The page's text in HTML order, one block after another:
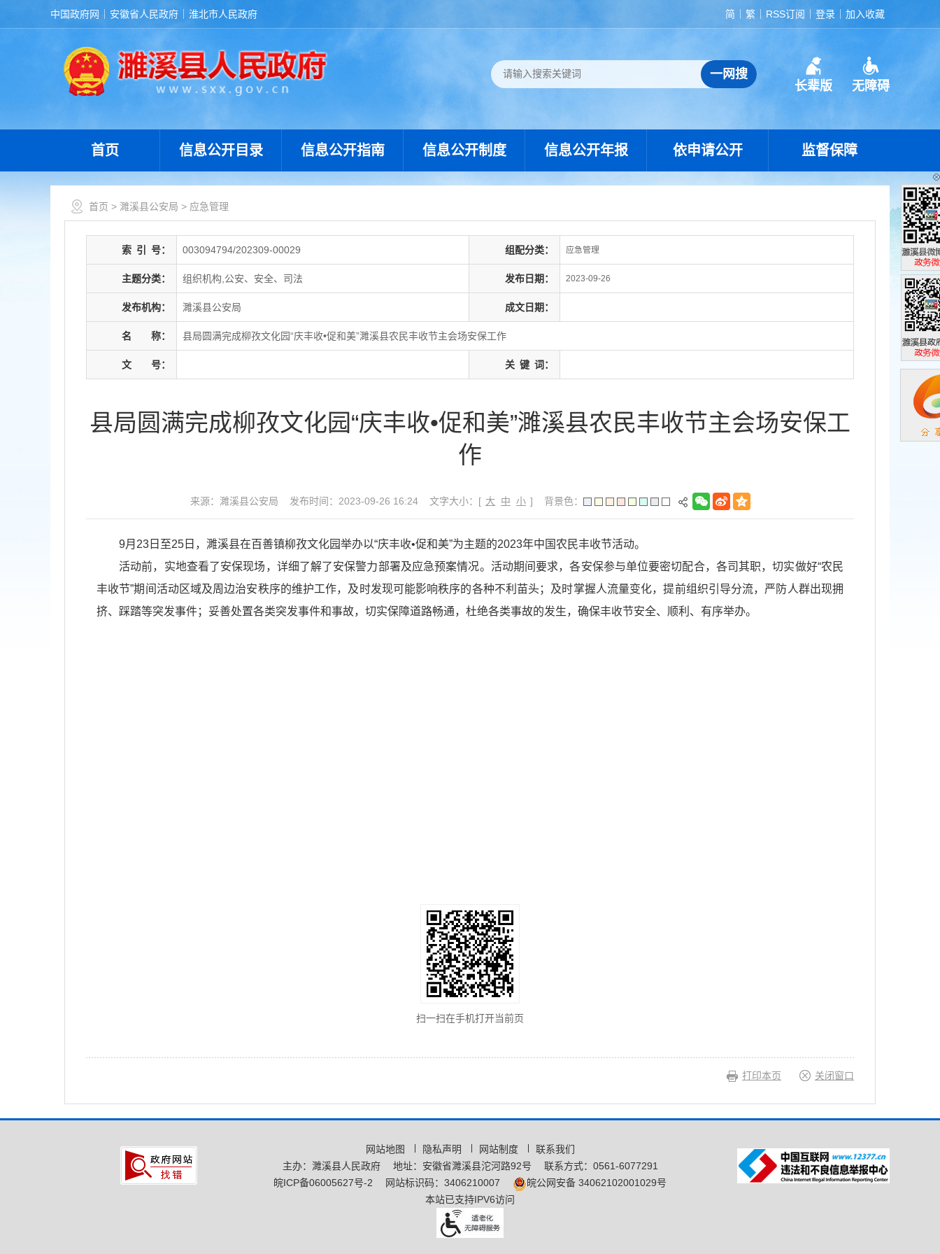
中国政府网 安徽省人民政府 淮北市人民政府 简 繁 RSS订阅 登录 加入收藏
长辈版 无障碍
首页 信息公开目录 信息公开指南 信息公开制度 信息公开年报 依申请公开 监督保障
首页 > 濉溪县公安局 > 应急管理
索 引 号： 003094794/202309-00029 组配分类： 应急管理
主题分类： 组织机构,公安、安全、司法 发布日期： 2023-09-26
发布机构： 濉溪县公安局 成文日期：
名 称： 县局圆满完成柳孜文化园“庆丰收•促和美”濉溪县农民丰收节主会场安保工作
文 号： 关 键 词：
县局圆满完成柳孜文化园“庆丰收•促和美”濉溪县农民丰收节主会场安保工
作
来源：濉溪县公安局 发布时间：2023-09-26 16:24 文字大小：[ 大 中 小 ] 背景色：
9月23日至25日，濉溪县在百善镇柳孜文化园举办以“庆丰收•促和美”为主题的2023年中国农民丰收节活动。
活动前，实地查看了安保现场，详细了解了安保警力部署及应急预案情况。活动期间要求，各安保参与单位要密切配合，各司其职，切实做好“农民
丰收节”期间活动区域及周边治安秩序的维护工作，及时发现可能影响秩序的各种不利苗头；及时掌握人流量变化，提前组织引导分流，严防人群出现拥
挤、踩踏等突发事件；妥善处置各类突发事件和事故，切实保障道路畅通，杜绝各类事故的发生，确保丰收节安全、顺利、有序举办。
扫一扫在手机打开当前页
打印本页 关闭窗口
网站地图 隐私声明 网站制度
联系我们
主办：濉溪县人民政府
地址：安徽省濉溪县沱河路92号
联系方式：0561-6077291
皖ICP备06005627号-2
网站标识码：3406210007
皖公网安备 34062102001029号
本站已支持IPV6访问
濉溪县政
政务微博
濉溪县政
政务微信